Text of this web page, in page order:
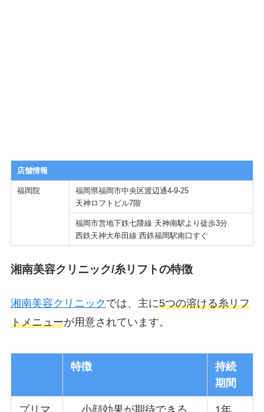
店舗情報
福岡院
福岡県福岡市中央区渡辺通4-9-25
天神ロフトビル7階
福岡市営地下鉄七隈線 天神南駅より徒歩3分
西鉄天神大牟田線 西鉄福岡駅南口すぐ
湘南美容クリニック/糸リフトの特徴
湘南美容クリニック では、主に5つの溶ける糸リフ
トメニューが用意されています。
特徴
持続
期間
プリマ 小顔効果が期待できる 1年